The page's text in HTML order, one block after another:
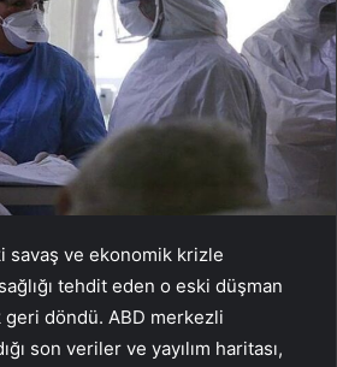
savaş ve ekonomik krizle
tehdit eden o eski düşman
geri döndü. ABD merkezli
son veriler ve yayılım haritası,